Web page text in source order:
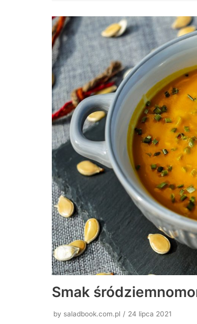
Smak
by saladbook.com.pl 24 lipca 2021